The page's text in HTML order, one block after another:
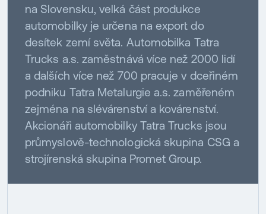
na Slovensku, velká část produkce
automobilky je určena na export do
desítek zemí světa. Automobilka Tatra
Trucks a.s. zaměstnává více než 2000 lidí
a dalších více než 700 pracuje v dceřiném
podniku Tatra Metalurgie a.s. zaměřeném
zejména na slévárenství a kovárenství.
Akcionáři automobilky Tatra Trucks jsou
průmyslově-technologická skupina CSG a
strojírenská skupina Promet Group.